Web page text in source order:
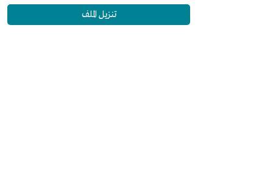
تنزيل الملف